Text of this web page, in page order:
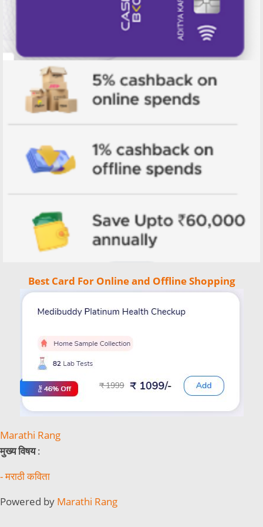
Best Card For Online and Offline Shopping
Marathi Rang
मुख्य विषय:
- मराठी कविता
Powered by Marathi Rang